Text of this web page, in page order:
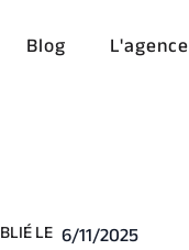
Blog L'agence
LE 6/11/2025